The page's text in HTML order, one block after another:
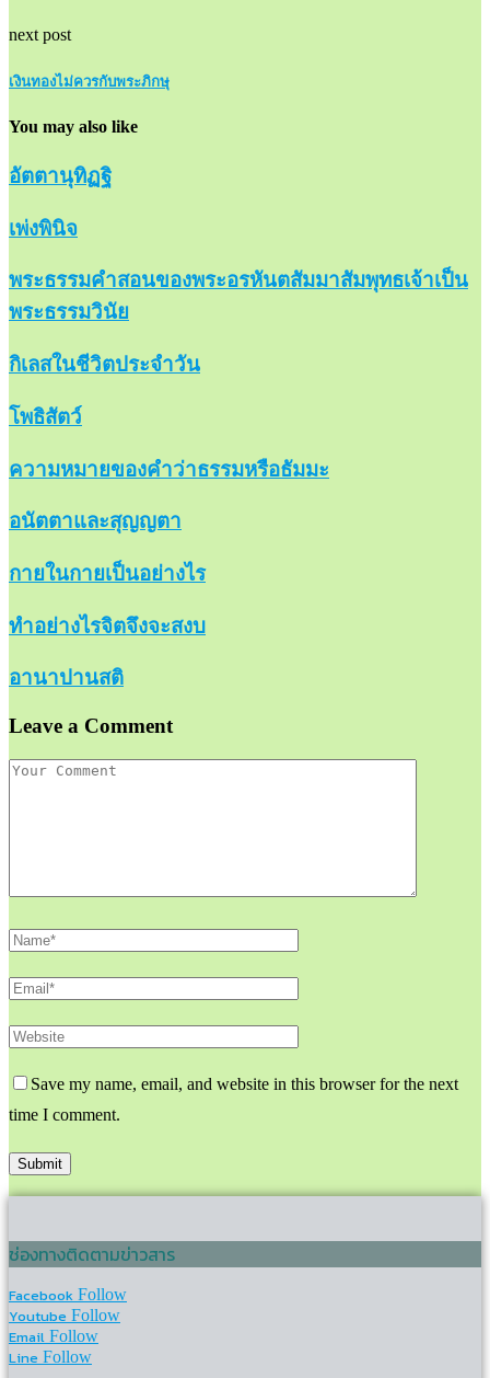
next post
เงินทองไม่ควรกับพระภิกษุ
You may also like
อัตตานุทิฏฐิ
เพ่งพินิจ
พระธรรมคำสอนของพระอรหันตสัมมาสัมพุทธเจ้าเป็น
พระธรรมวินัย
กิเลสในชีวิตประจำวัน
โพธิสัตว์
ความหมายของคำว่าธรรมหรือธัมมะ
อนัตตาและสุญญตา
กายในกายเป็นอย่างไร
ทำอย่างไรจิตจึงจะสงบ
อานาปานสติ
Leave a Comment
Save my name, email, and website in this browser for the next
time I comment.
ช่องทางติดตามข่าวสาร
Facebook Follow
Youtube Follow
Email Follow
Line Follow